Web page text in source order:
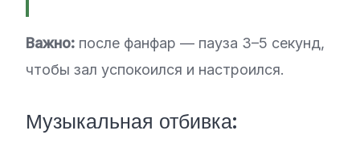
Важно: после фанфар — пауза 3–5 секунд,
чтобы зал успокоился и настроился.
Музыкальная отбивка: